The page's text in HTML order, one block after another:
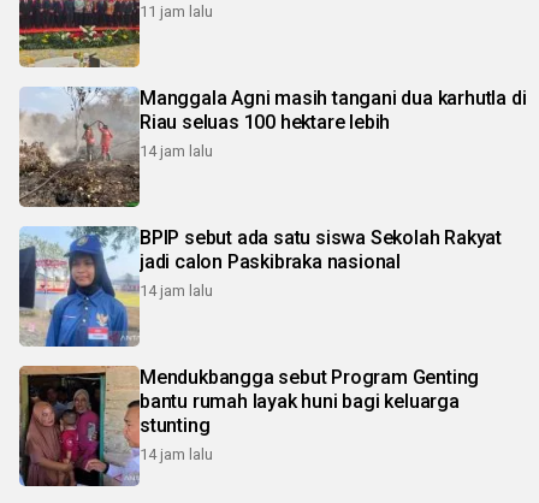
11 jam lalu
Manggala Agni masih tangani dua karhutla di
Riau seluas 100 hektare lebih
14 jam lalu
BPIP sebut ada satu siswa Sekolah Rakyat
jadi calon Paskibraka nasional
14 jam lalu
Mendukbangga sebut Program Genting
bantu rumah layak huni bagi keluarga
stunting
14 jam lalu